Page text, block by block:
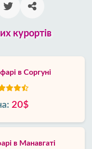
курортів
в Соргуні
20$
в Манавгаті